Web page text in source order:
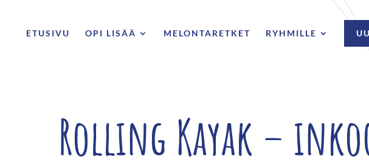
ETUSIVU OPI LISÄÄ MELONTARETKET RYHMILLE
Rolling Kayak –